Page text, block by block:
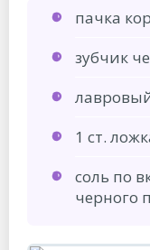
пачка
зубчик
1 ст.
соль по
черного